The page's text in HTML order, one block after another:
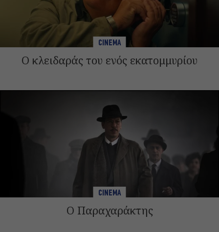
CINEMA
Ο κλειδαράς του ενός εκατομμυρίου
CINEMA
Ο Παραχαράκτης